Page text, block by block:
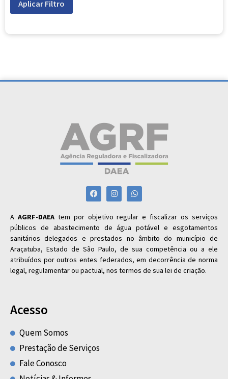
Aplicar Filtro
A AGRF-DAEAtem por objetivo regular e fiscalizar os serviços
públicos de abastecimento de água potável e esgotamentos
sanitários delegados e prestados no âmbito do município de
Araçatuba, Estado de São Paulo, de sua competência ou a ele
atribuídos por outros entes federados, em decorrência de norma
legal, regulamentar ou pactual, nos termos de sua lei de criação.
Acesso
Quem Somos
Prestação de Serviços
Fale Conosco